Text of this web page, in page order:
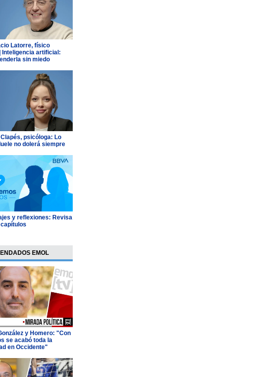
Latorre, físico
Inteligencia artificial:
sin miedo
psicóloga: Lo
no dolerá siempre
y reflexiones: Revisa
EMOL
y Homero: "Con
se acabó toda la
en Occidente"